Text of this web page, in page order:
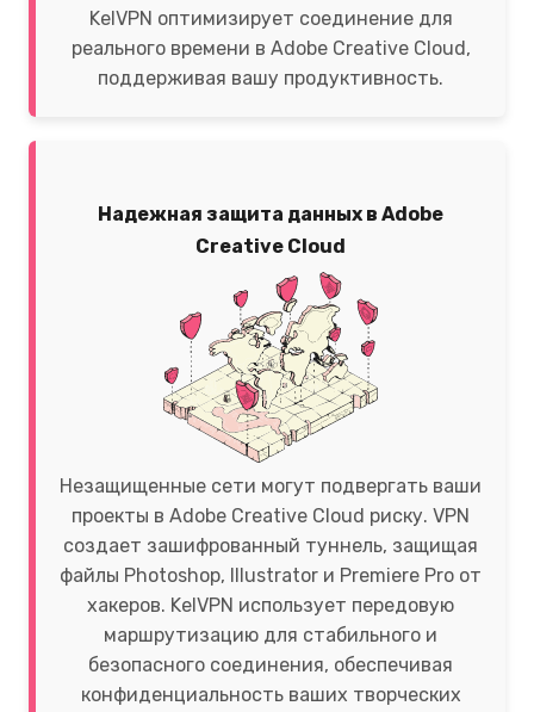
KelVPN оптимизирует соединение для
реального времени в Adobe Creative Cloud,
поддерживая вашу продуктивность.
Надежная защита данных в Adobe
Creative Cloud
Незащищенные сети могут подвергать ваши
проекты в Adobe Creative Cloud риску. VPN
создает зашифрованный туннель, защищая
файлы Photoshop, Illustrator и Premiere Pro от
хакеров. KelVPN использует передовую
маршрутизацию для стабильного и
безопасного соединения, обеспечивая
конфиденциальность ваших творческих